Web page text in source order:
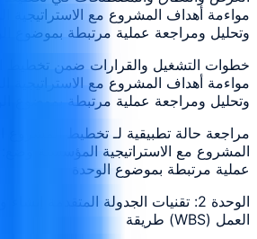
مواءمة أهداف المشروع مع
وتحليل ومراجعة عملية مرتبطة بموضوع
خطوات التشغيل والقرارات ضمن تخطيط
مواءمة أهداف المشروع مع
وتحليل ومراجعة عملية مرتبطة بموضوع
مراجعة حالة تطبيقية لـ تخطيط المشروع
المشروع مع الاستراتيجية المؤسسية
عملية مرتبطة بموضوع الوحدة
الوحدة 2: تقنيات الجدولة المتقدمة
العمل (WBS) طريقة